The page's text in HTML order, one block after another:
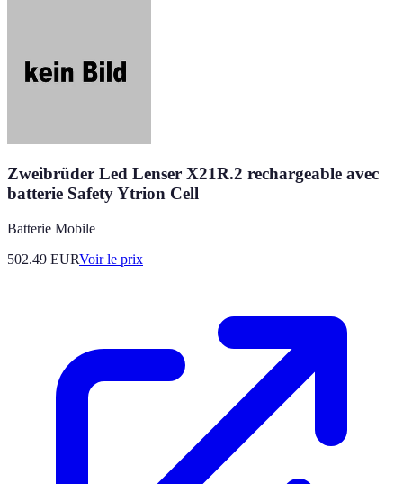
Zweibrüder Led Lenser X21R.2 rechargeable avec
batterie Safety Ytrion Cell
Batterie Mobile
502.49 EURVoir le prix